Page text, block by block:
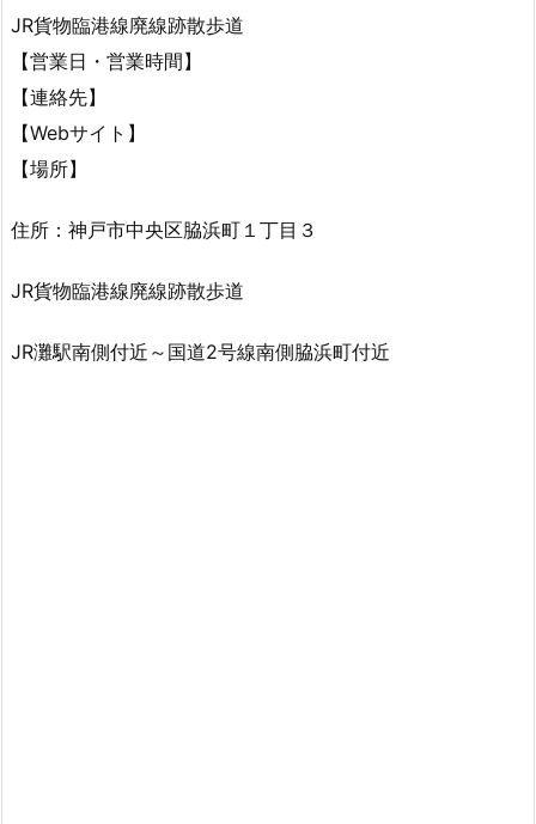
JR貨物臨港線廃線跡散歩道
【営業日・営業時間】
【連絡先】
【Webサイト】
【場所】
住所：神戸市中央区脇浜町１丁目３
JR貨物臨港線廃線跡散歩道
JR灘駅南側付近～国道2号線南側脇浜町付近